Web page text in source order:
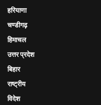
हरियाणा
चण्डीगढ़
हिमाचल
उत्तर प्रदेश
बिहार
राष्ट्रीय
विदेश